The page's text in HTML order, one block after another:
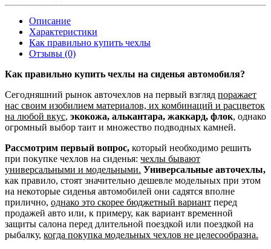
Описание
Характеристики
Как правильно купить чехлы
Отзывы (0)
Как правильно купить чехлы на сиденья автомобиля?
Сегодняшний рынок авточехлов на первый взгляд поражает
нас своим изобилием материалов, их комбинаций и расцветок
на любой вкус, экокожа, алькантара, жаккард, флок, однако
огромный выбор таит и множество подводных камней.
Рассмотрим первый вопрос, который необходимо решить
при покупке чехлов на сиденья: чехлы бывают
универсальными и модельными. Универсальные авточехлы,
как правило, стоят значительно дешевле модельных при этом
на некоторые сиденья автомобилей они садятся вполне
прилично, однако это скорее бюджетный вариант перед
продажей авто или, к примеру, как вариант временной
защиты салона перед длительной поездкой или поездкой на
рыбалку, когда покупка модельных чехлов не целесообразна.